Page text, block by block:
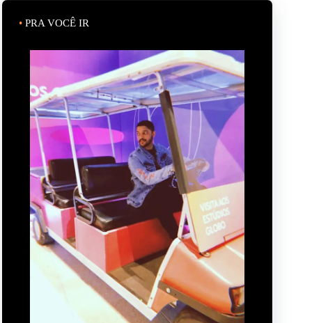
• PRA VOCÊ IR